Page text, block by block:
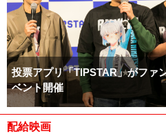
投票アプリ「TIPSTAR」がファ
ベント開催
配給映画